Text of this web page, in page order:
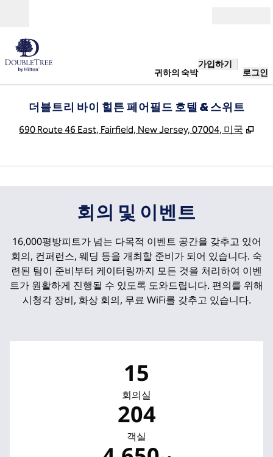
귀하의 숙박
가입하기
로그인
더블트리 바이 힐튼 페어필드 호텔 & 스위트
690 Route 46 East, Fairfield, New Jersey, 07004, 미국 ,
1/9
회의 및 이벤트
16,000평방피트가 넘는 다목적 이벤트 공간을 갖추고 있어
회의, 컨퍼런스, 웨딩 등을 개최할 준비가 되어 있습니다. 숙
련된 팀이 준비부터 케이터링까지 모든 것을 처리하여 이벤
트가 원활하게 진행될 수 있도록 도와드립니다. 편의를 위해
시청각 장비, 화상 회의, 무료 WiFi를 갖추고 있습니다.
15
회의실
204
객실